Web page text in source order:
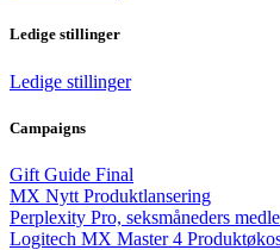
Ledige stillinger
Ledige stillinger
Campaigns
Gift Guide Final
MX Nytt Produktlansering
Perplexity Pro, seksmåneders
Logitech MX Master 4